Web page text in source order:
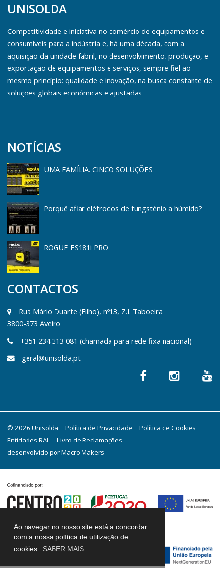
Ao navegar no nosso site está a concordar
com a nossa política de utilização de
cookies.
SABER MAIS
UNISOLDA
Competitividade e iniciativa no comércio de equipamentos e
consumíveis para a indústria e, há uma década, com a
aquisição da unidade fabril, no desenvolvimento, produção, e
exportação de equipamentos e serviços, sempre fiel ao
mesmo princípio: qualidade e inovação, na busca constante de
soluções globais económicas e ajustadas.
NOTÍCIAS
UMA FAMÍLIA. CINCO SOLUÇÕES
Porquê afiar elétrodos de tungsténio a húmido?
ROGUE ES181i PRO
CONTACTOS
Rua Mário Duarte (Filho), nº13, Z.I. Taboeira
3800-373 Aveiro
+351 234 313 081 (chamada para rede fixa nacional)
geral@unisolda.pt
© 2026 Unisolda Política de Privacidade
Política de Cookies
Entidades RAL
Livro de Reclamações
desenvolvido porMacro Makers